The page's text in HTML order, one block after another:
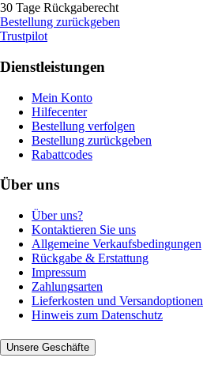
30 Tage Rückgaberecht
Bestellung zurückgeben
Trustpilot
Dienstleistungen
Mein Konto
Hilfecenter
Bestellung verfolgen
Bestellung zurückgeben
Rabattcodes
Über uns
Über uns?
Kontaktieren Sie uns
Allgemeine Verkaufsbedingungen
Rückgabe & Erstattung
Impressum
Zahlungsarten
Lieferkosten und Versandoptionen
Hinweis zum Datenschutz
Unsere Geschäfte